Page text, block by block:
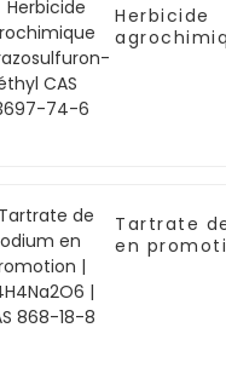
Herbicide
Tartrate
en